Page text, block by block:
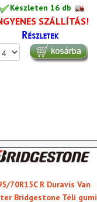
Készleten 16 db
SZÁLLÍTÁS!
70R15C R Duravis Van
Bridgestone Téli gumi